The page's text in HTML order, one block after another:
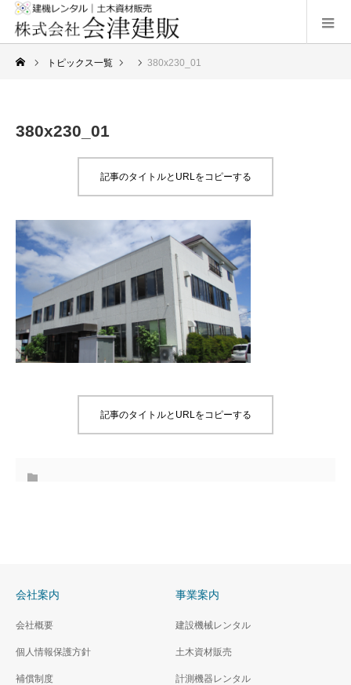
トピックス一覧 380x230_01
380x230_01
記事のタイトルとURLをコピーする
記事のタイトルとURLをコピーする
会社案内
会社概要
個人情報保護方針
補償制度
事業案内
建設機械レンタル
土木資材販売
計測機器レンタル